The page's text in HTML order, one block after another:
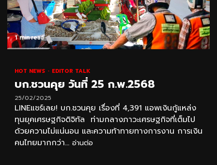
1 min read
HOT NEWS EDITOR TALK
บก.ชวนคุย วันที่ 25 ก.พ.2568
25/02/2025
LINEแชร์เลย! บก.ชวนคุย เรื่องที่ 4,391 แอพเงินกู้แหล่ง
ทุนยุคเศรษฐกิจดิจิทัล ท่ามกลางภาวะเศรษฐกิจที่เต็มไป
ด้วยความไม่แน่นอน และความท้าทายทางการงาน การเงิน
คนไทยมากกว่า... อ่านต่อ